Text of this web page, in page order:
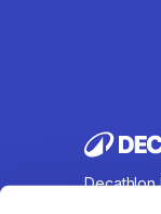
Decathlon